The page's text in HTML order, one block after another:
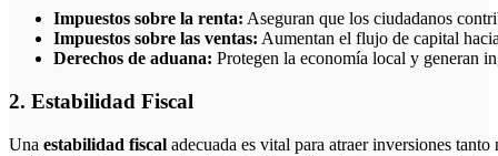
Impuestos sobre la renta: Aseguran que los ciudadanos
Impuestos sobre las ventas: Aumentan el flujo de capital
Derechos de aduana: Protegen la economía local y generan
2. Estabilidad Fiscal
Una estabilidad fiscal adecuada es vital para atraer inversiones